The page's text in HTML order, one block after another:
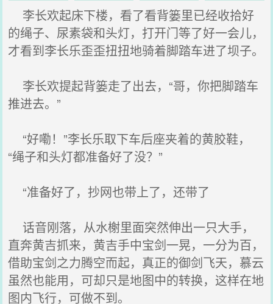
李长欢起床下楼，看了看背篓里已经收拾好
的绳子、尿素袋和头灯，打开门等了好一会儿，
才看到李长乐歪歪扭扭地骑着脚踏车进了坝子。
李长欢提起背篓走了出去，“哥，你把脚踏车
推进去。”
“好嘞！”李长乐取下车后座夹着的黄胶鞋，
“绳子和头灯都准备好了没？”
“准备好了，抄网也带上了，还带了
话音刚落，从水榭里面突然伸出一只大手，
直奔黄吉抓来，黄吉手中宝剑一晃，一分为百，
借助宝剑之力腾空而起，真正的御剑飞天，慕云
虽然也能用，可却只是地图中的转换，这样在地
图内飞行，可做不到。